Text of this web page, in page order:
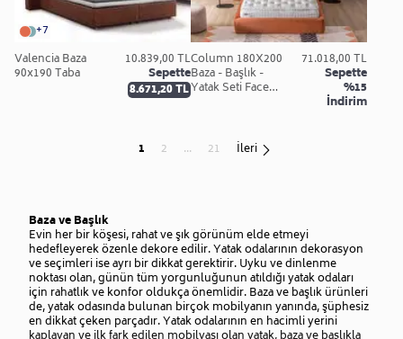
+7
Valencia Baza
90x190 Taba
10.839,00 TL
Sepette
8.671,20 TL
Column 180X200
Baza - Başlık -
Yatak Seti Face
71.018,00 TL
Sepette
%15
İndirim
1 2 ... 21 İleri
Baza ve Başlık
Evin her bir köşesi, rahat ve şık görünüm elde etmeyi
hedefleyerek özenle dekore edilir. Yatak odalarının dekorasyon
ve seçimleri ise ayrı bir dikkat gerektirir. Uyku ve dinlenme
noktası olan, günün tüm yorgunluğunun atıldığı yatak odaları
için rahatlık ve konfor oldukça önemlidir. Baza ve başlık ürünleri
de, yatak odasında bulunan birçok mobilyanın yanında, şüphesiz
en dikkat çeken parçadır. Yatak odalarının en hacimli yerini